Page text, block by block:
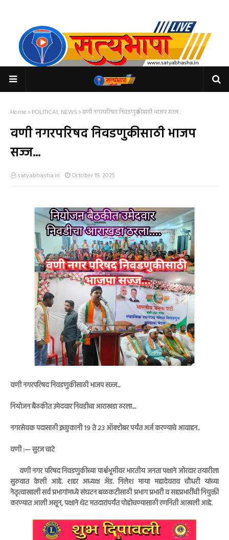
Home POLITICAL NEWS वणी नगरपरिषद निवडणुकीसाठी भाजप सज्ज...
वणी नगरपरिषद निवडणुकीसाठी भाजप
सज्ज...
satyabhasha.in October 19, 2025
वणी नगरपरिषद निवडणुकीसाठी भाजप सज्ज...
नियोजन बैठकीत उमेदवार निवडीचा आराखडा ठरला....
नगरसेवक पदासाठी इच्छुकानी १९ ते २३ ऑक्टोबर पर्यंत अर्ज करण्याचे आवाहन..
वणी :— सुरज चाटे
वणी नगर परिषद निवडणुकीच्या पार्श्वभूमीवर भारतीय जनता पक्षाने जोरदार तयारीला
सुरुवात केली आहे. शहर अध्यक्ष अ‍ॅड. निलेश माया महादेवराव चौधरी यांच्या
नेतृत्वाखाली सर्व प्रभागांमध्ये संघटन बळकटीसाठी प्रभाग प्रभारी व सहप्रभारींची नियुक्ती
करण्यात आली असून, पक्षाने थेट मतदारांपर्यंत पोहोचण्यासाठी रणनिती आखली आहे.